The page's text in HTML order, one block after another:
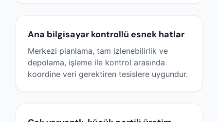
Ana bilgisayar kontrollü esnek hatlar
Merkezi planlama, tam izlenebilirlik ve
depolama, işleme ile kontrol arasında
koordine veri gerektiren tesislere uygundur.